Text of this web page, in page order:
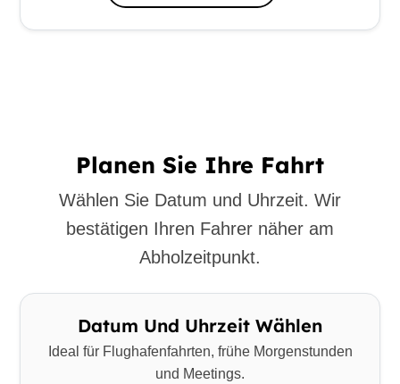
Planen Sie Ihre Fahrt
Wählen Sie Datum und Uhrzeit. Wir
bestätigen Ihren Fahrer näher am
Abholzeitpunkt.
Datum Und Uhrzeit Wählen
Ideal für Flughafenfahrten, frühe Morgenstunden
und Meetings.